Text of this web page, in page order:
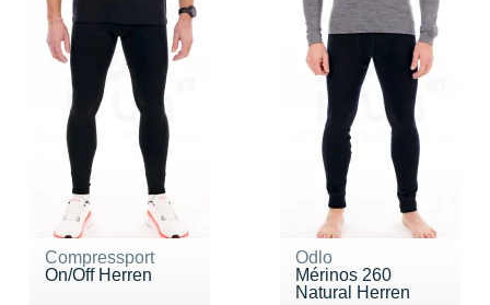
Compressport
On/Off Herren
Odlo
Mérinos 260
Natural Herren